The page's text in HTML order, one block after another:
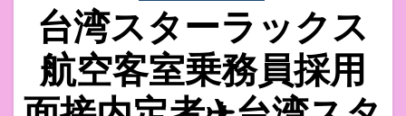
台湾スターラックス
航空客室乗務員採用